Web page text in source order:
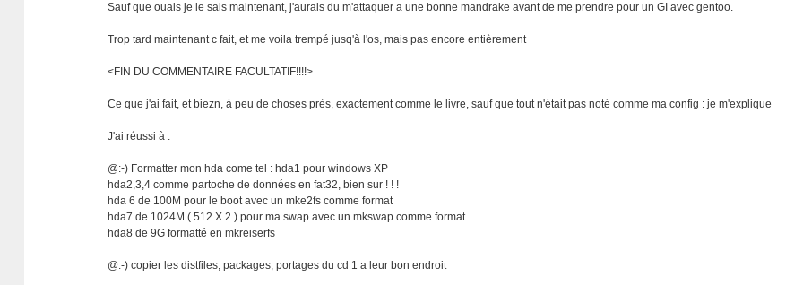
Sauf que ouais je le sais maintenant, j'aurais du m'attaquer a une bonne mandrake avant de me prendre pour un GI avec gentoo.
Trop tard maintenant c fait, et me voila trempé jusq'à l'os, mais pas encore entièrement
<FIN DU COMMENTAIRE FACULTATIF!!!!>
Ce que j'ai fait, et biezn, à peu de choses près, exactement comme le livre, sauf que tout n'était pas noté comme ma config : je m'explique
J'ai réussi à :
@:-) Formatter mon hda come tel : hda1 pour windows XP
hda2,3,4 comme partoche de données en fat32, bien sur ! ! !
hda 6 de 100M pour le boot avec un mke2fs comme format
hda7 de 1024M ( 512 X 2 ) pour ma swap avec un mkswap comme format
hda8 de 9G formatté en mkreiserfs
@:-) copier les distfiles, packages, portages du cd 1 a leur bon endroit